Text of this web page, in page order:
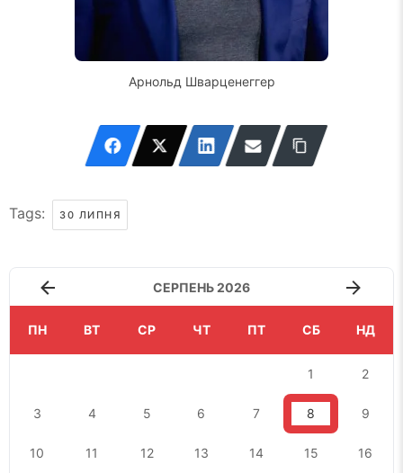
Арнольд Шварценеггер
Tags: 30 ЛИПНЯ
СЕРПЕНЬ 2026
ПН ВТ СР ЧТ ПТ СБ НД
1 2
3 4 5 6 7 8 9
10 11 12 13 14 15 16